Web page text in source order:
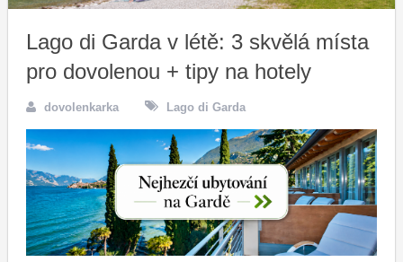
Lago di Garda v létě: 3 skvělá místa
pro dovolenou + tipy na hotely
dovolenkarka Lago di Garda